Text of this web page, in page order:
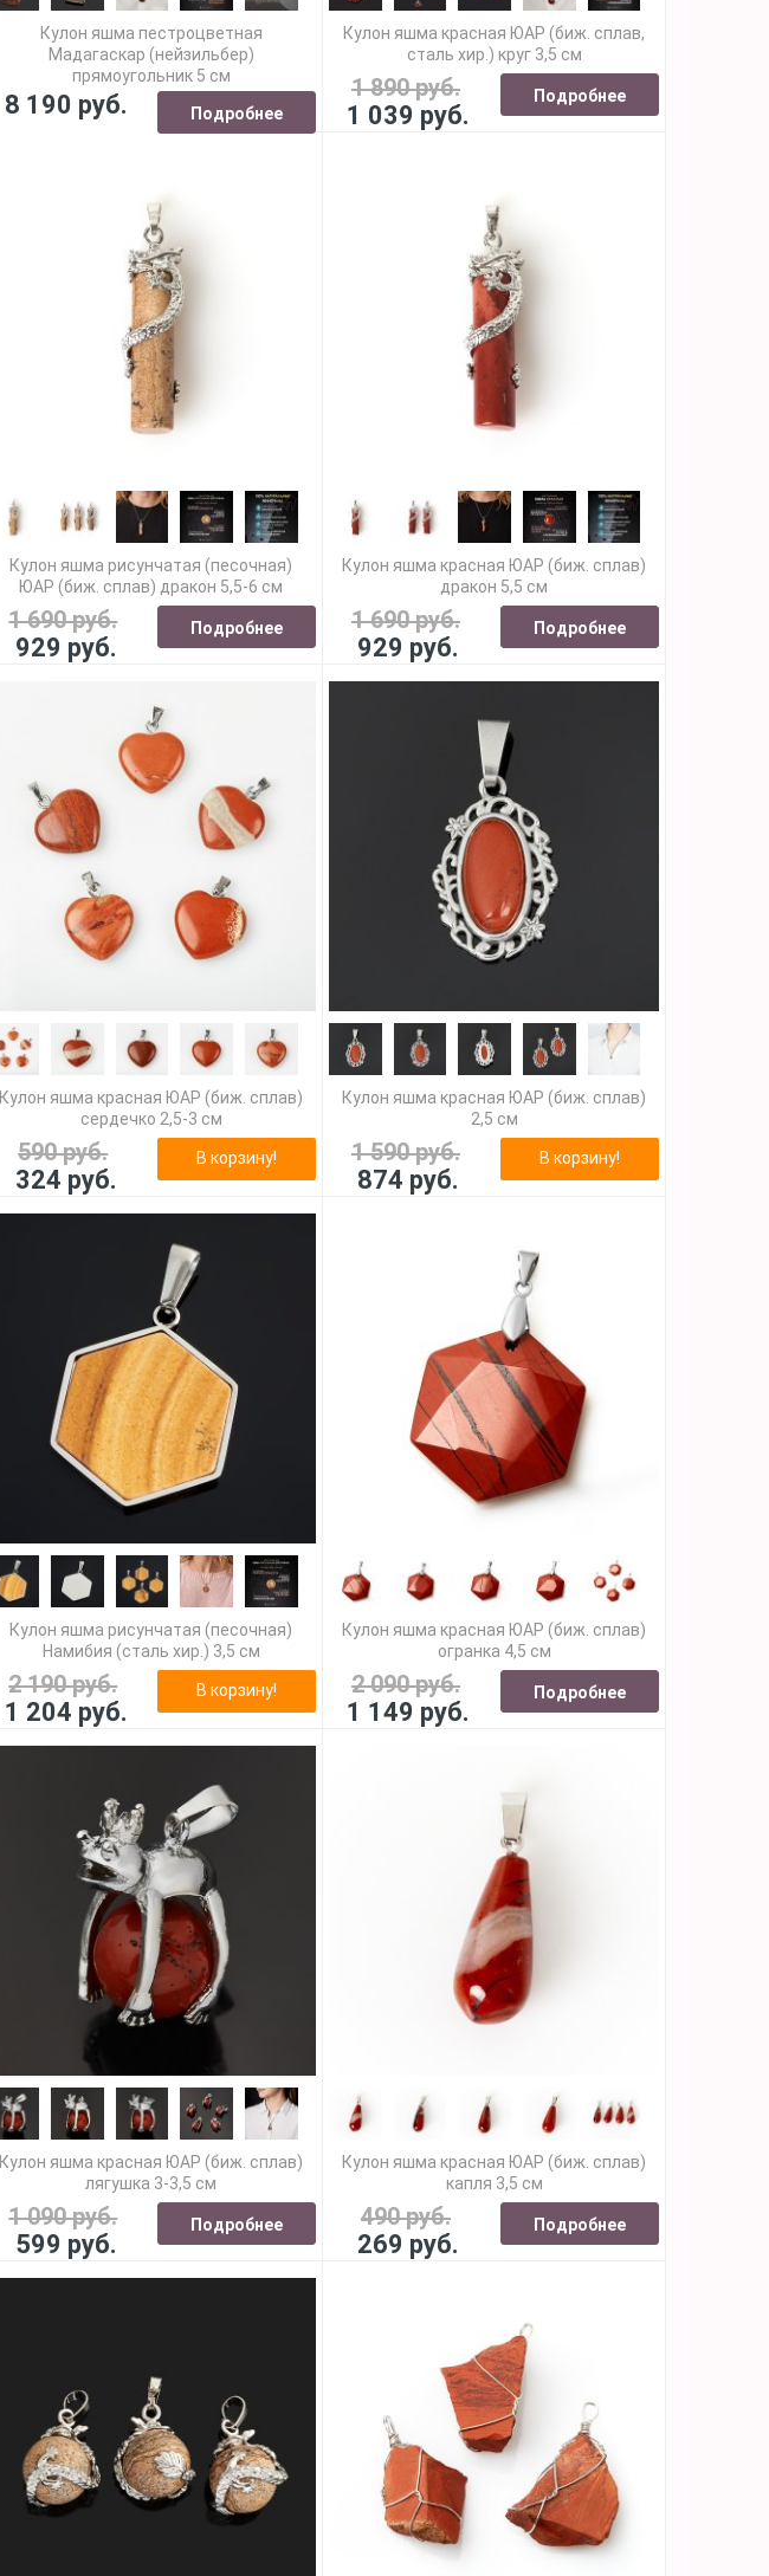
Кулон яшма пестроцветная
Мадагаскар (нейзильбер)
прямоугольник 5 см
8 190 руб. Подробнее
Кулон яшма красная ЮАР (биж. сплав,
сталь хир.) круг 3,5 см
1 890 руб.
1 039 руб.
Подробнее
Кулон яшма рисунчатая (песочная)
ЮАР (биж. сплав) дракон 5,5-6 см
1 690 руб.
929 руб.
Подробнее
Кулон яшма красная ЮАР (биж. сплав)
дракон 5,5 см
1 690 руб.
929 руб.
Подробнее
Кулон яшма красная ЮАР (биж. сплав)
сердечко 2,5-3 см
590 руб.
324 руб.
В корзину!
Кулон яшма красная ЮАР (биж. сплав)
2,5 см
1 590 руб.
874 руб.
В корзину!
Кулон яшма рисунчатая (песочная)
Намибия (сталь хир.) 3,5 см
2 190 руб.
1 204 руб.
В корзину!
Кулон яшма красная ЮАР (биж. сплав)
огранка 4,5 см
2 090 руб.
1 149 руб.
Подробнее
Кулон яшма красная ЮАР (биж. сплав)
лягушка 3-3,5 см
1 090 руб.
599 руб.
Подробнее
Кулон яшма красная ЮАР (биж. сплав)
капля 3,5 см
490 руб.
269 руб.
Подробнее